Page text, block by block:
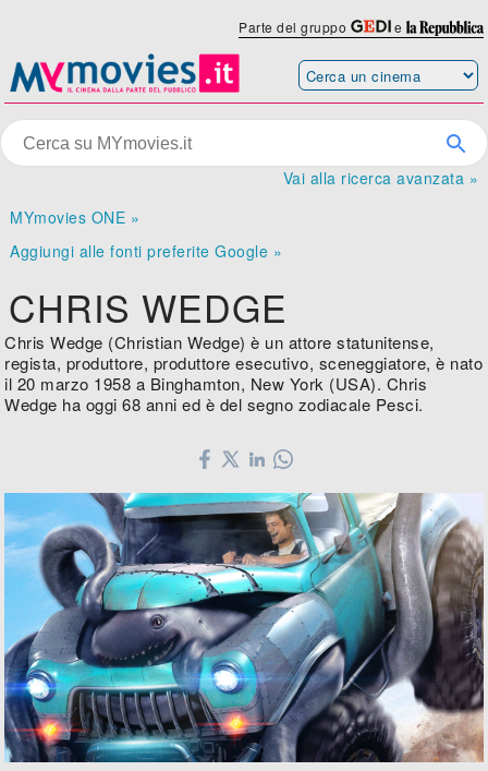
Parte del gruppo e
Vai alla ricerca avanzata »
MYmovies ONE »
Aggiungi alle fonti preferite Google »
CHRIS WEDGE
Chris Wedge (Christian Wedge) è un attore statunitense,
regista, produttore, produttore esecutivo, sceneggiatore, è nato
il 20 marzo 1958 a Binghamton, New York (USA). Chris
Wedge ha oggi 68 anni ed è del segno zodiacale Pesci.